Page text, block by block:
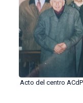
Acto del centro